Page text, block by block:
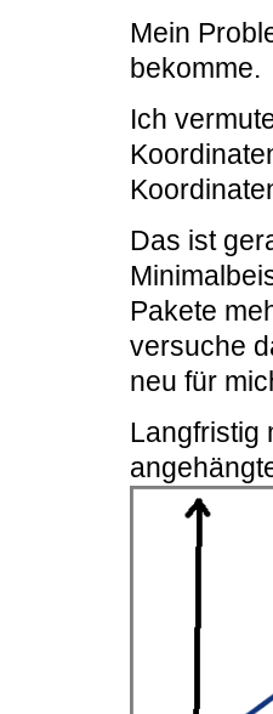
Mein
bekomme.
Ich
Das ist
Pakete
versuche
neu für
Langfristig